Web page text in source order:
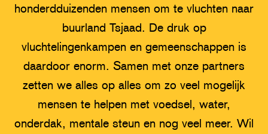
honderdduizenden mensen om te vluchten naar
buurland Tsjaad. De druk op
vluchtelingenkampen en gemeenschappen is
daardoor enorm. Samen met onze partners
zetten we alles op alles om zo veel mogelijk
mensen te helpen met voedsel, water,
onderdak, mentale steun en nog veel meer. Wil